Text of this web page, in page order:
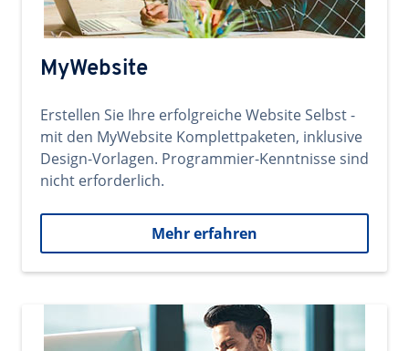
MyWebsite
Erstellen Sie Ihre erfolgreiche Website Selbst -
mit den MyWebsite Komplettpaketen, inklusive
Design-Vorlagen. Programmier-Kenntnisse sind
nicht erforderlich.
Mehr erfahren